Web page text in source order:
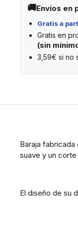
Envíos en
Gratis a
Gratis en
(sin
3,59€ si no
Baraja
suave y un
El diseño de su